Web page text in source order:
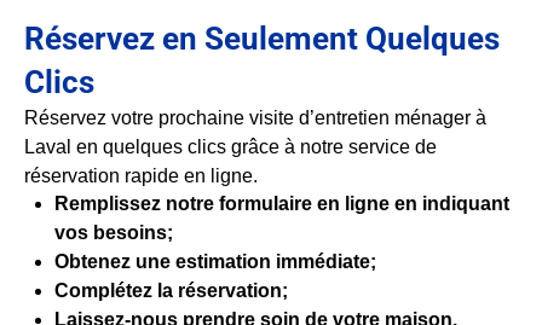
Réservez en Seulement Quelques
Clics
Réservez votre prochaine visite d’entretien ménager à
Laval en quelques clics grâce à notre service de
réservation rapide en ligne.
Remplissez notre formulaire en ligne en indiquant
vos besoins;
Obtenez une estimation immédiate;
Complétez la réservation;
Laissez-nous prendre soin de votre maison.